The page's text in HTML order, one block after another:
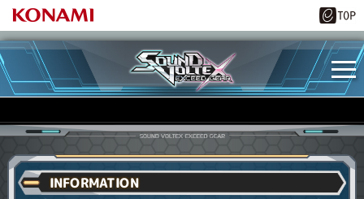
INFORMATION